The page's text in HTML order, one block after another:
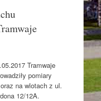
Tramwaje
pomiary
na wlotach z ul.
12/12A.